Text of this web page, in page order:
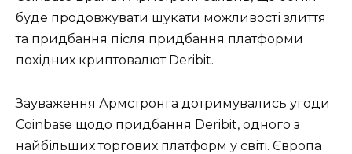
буде продовжувати шукати можливості злиття
та придбання після придбання платформи
похідних криптовалют Deribit.
Зауваження Армстронга дотримувались угоди
Coinbase щодо придбання Deribit, одного з
найбільших торгових платформ у світі. Європа